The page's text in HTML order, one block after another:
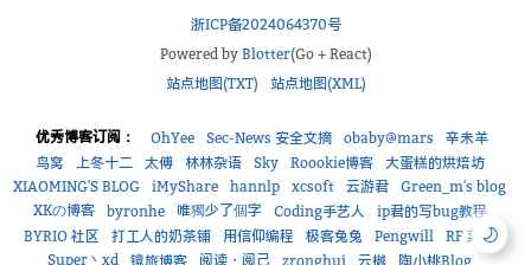
浙ICP备2024064370号
Powered by Blotter(Go + React)
站点地图(TXT)
站点地图(XML)
优秀博客订阅： OhYee Sec-News 安全文摘 obaby@mars
辛未羊
鸟窝
上冬十二 太傅 林林杂语 Sky Roookie博客
大蛋糕的烘焙坊
XIAOMING'S BLOG
iMyShare hannlp xcsoft 云游君
Green_m's blog
XKの博客
byronhe 唯獨少了個字 Coding手艺人
ip君的写bug教程
BYRIO 社区
打工人的奶茶铺 用信仰编程 极客兔兔 Pengwill
RF 菜鸟
Super丶xd
镜旅博客 阅读・阅己 zronghui 云樾
陶小桃Blog